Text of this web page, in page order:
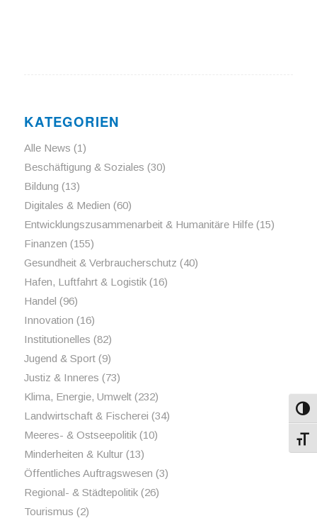
KATEGORIEN
Alle News (1)
Beschäftigung & Soziales (30)
Bildung (13)
Digitales & Medien (60)
Entwicklungszusammenarbeit & Humanitäre Hilfe(15)
Finanzen (155)
Gesundheit & Verbraucherschutz (40)
Hafen, Luftfahrt & Logistik(16)
Handel (96)
Innovation (16)
Institutionelles (82)
Jugend & Sport(9)
Justiz & Inneres (73)
Klima, Energie, Umwelt(232)
Landwirtschaft & Fischerei (34)
Meeres- & Ostseepolitik(10)
Minderheiten & Kultur(13)
Öffentliches Auftragswesen (3)
Regional- & Städtepolitik(26)
Tourismus (2)